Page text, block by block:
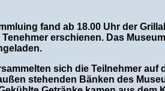
fand ab 18.00 Uhr der
erschienen. Das
sich die Teilnehmer auf
stehenden Bänken des